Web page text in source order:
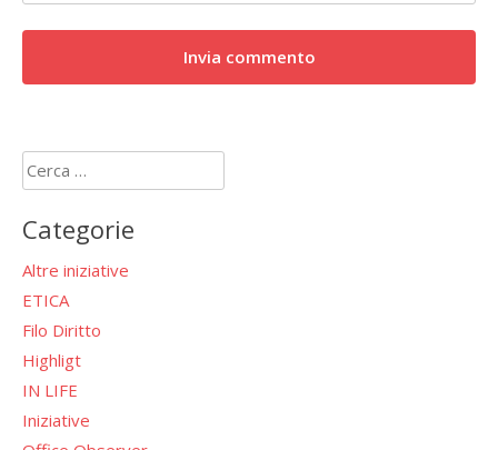
Ricerca
per:
Categorie
Altre iniziative
ETICA
Filo Diritto
Highligt
IN LIFE
Iniziative